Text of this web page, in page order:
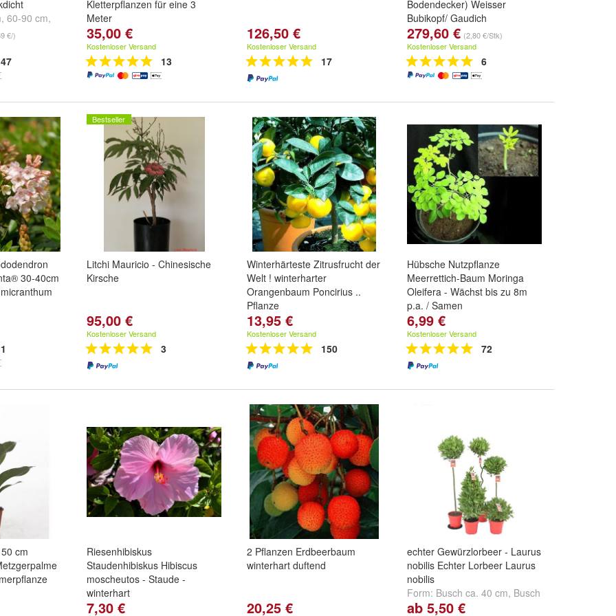
, 60-90 cm,
im Topf
€/)
47
Kletterpflanzen für eine 3
Meter
35,00 €
Kostenloser Versand
13
126,50 €
Kostenloser Versand
17
Bodendecker) Weisser
Bubikopf/ Gaudich
279,60 € (2,80 €/Stk)
Kostenloser Versand
6
30-40cm
1
Bestseller
Litchi Mauricio - Chinesische
Kirsche
95,00 €
Kostenloser Versand
3
Winterhärteste Zitrusfrucht der
Welt ! winterharter
Orangenbaum Poncirius ..
Pflanze
13,95 €
Kostenloser Versand
150
Hübsche Nutzpflanze
Meerrettich-Baum Moringa
Oleifera - Wächst bis zu 8m
p.a. / Samen
6,99 €
Kostenloser Versand
72
cm
Riesenhibiskus
Staudenhibiskus Hibiscus
moscheutos - Staude -
winterhart
Sorte: XXL Hibiscus 'Fireball'
7,30 €
2 Pflanzen Erdbeerbaum
winterhart duftend
20,25 €
echter Gewürzlorbeer - Laurus
nobilis Echter Lorbeer Laurus
nobilis
Form: Busch ca. 40 cm, Busch
ca. 100-110 cm
ab 5,50 €